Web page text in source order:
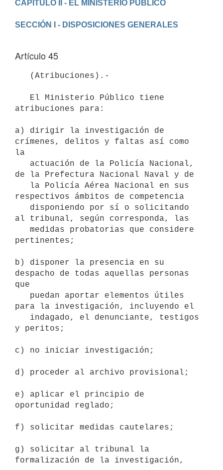
Artículo 45
atribuciones para:
a) dirigir la investigación de
crímenes, delitos y faltas así como
la
de la Prefectura Nacional Naval y de
respectivos ámbitos de competencia
al tribunal, según corresponda, las
pertinentes;
b) disponer la presencia en su
despacho de todas aquellas personas
que
para la investigación, incluyendo el
y peritos;
c) no iniciar investigación;
d) proceder al archivo provisional;
e) aplicar el principio de
oportunidad reglado;
f) solicitar medidas cautelares;
g) solicitar al tribunal la
formalización de la investigación,